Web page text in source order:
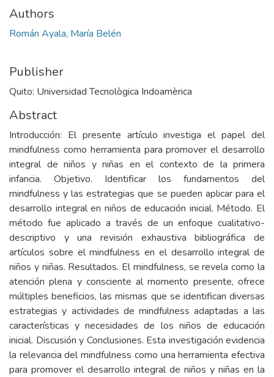
Authors
Román Ayala, María Belén
Publisher
Quito: Universidad Tecnològica Indoamèrica
Abstract
Introducción: El presente artículo investiga el papel del
mindfulness como herramienta para promover el desarrollo
integral de niños y niñas en el contexto de la primera
infancia. Objetivo. Identificar los fundamentos del
mindfulness y las estrategias que se pueden aplicar para el
desarrollo integral en niños de educación inicial. Método. El
método fue aplicado a través de un enfoque cualitativo-
descriptivo y una revisión exhaustiva bibliográfica de
artículos sobre el mindfulness en el desarrollo integral de
niños y niñas. Resultados. El mindfulness, se revela como la
atención plena y consciente al momento presente, ofrece
múltiples beneficios, las mismas que se identifican diversas
estrategias y actividades de mindfulness adaptadas a las
características y necesidades de los niños de educación
inicial. Discusión y Conclusiones. Esta investigación evidencia
la relevancia del mindfulness como una herramienta efectiva
para promover el desarrollo integral de niños y niñas en la